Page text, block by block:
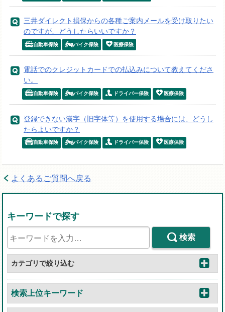
三井ダイレクト損保からの各種ご案内メールを受け取りたい
のですが、どうしたらいいですか？
自動車保険 バイク保険 医療保険
電話でのクレジットカードでの払込みについて教えてくださ
い。
自動車保険 バイク保険 ドライバー保険 医療保険
登録できない漢字（旧字体等）を使用する場合には、どうし
たらよいですか？
自動車保険 バイク保険 ドライバー保険 医療保険
よくあるご質問へ戻る
キーワードで探す
検索
カテゴリで絞り込む
検索上位キーワード